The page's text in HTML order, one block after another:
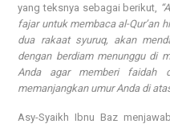
yang teksnya sebagai berikut,
fajar untuk membaca al-Qur’an
dua rakaat syuruq, akan
dengan berdiam menunggu di
Anda agar memberi faidah
memanjangkan umur Anda di
Asy-Syaikh Ibnu Baz menjawab,